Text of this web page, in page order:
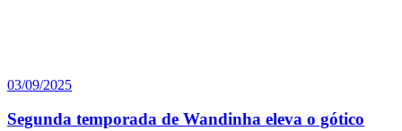
03/09/2025
Segunda temporada de Wandinha eleva o gótico